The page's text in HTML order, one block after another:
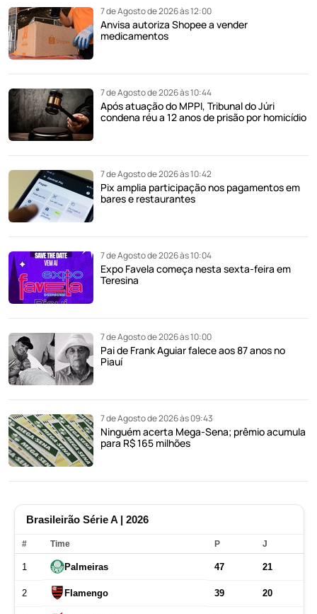
7 de Agosto de 2026 às 12:00
Anvisa autoriza Shopee a vender
medicamentos
7 de Agosto de 2026 às 10:44
Após atuação do MPPI, Tribunal do Júri
condena réu a 12 anos de prisão por homicídio
7 de Agosto de 2026 às 10:42
Pix amplia participação nos pagamentos em
bares e restaurantes
7 de Agosto de 2026 às 10:04
Expo Favela começa nesta sexta-feira em
Teresina
7 de Agosto de 2026 às 10:00
Pai de Frank Aguiar falece aos 87 anos no
Piauí
7 de Agosto de 2026 às 09:43
Ninguém acerta Mega-Sena; prêmio acumula
para R$ 165 milhões